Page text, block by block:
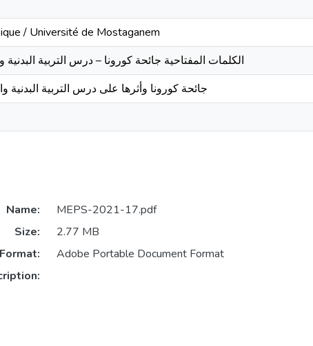
/ Université de Mostaganem
الكلمات المفتاحية جائحة كورونا – درس التربية
جائحة كورونا وأثرها على درس التربية
Name:
MEPS-2021-17.pdf
Size:
2.77 MB
Format:
Adobe Portable Document Format